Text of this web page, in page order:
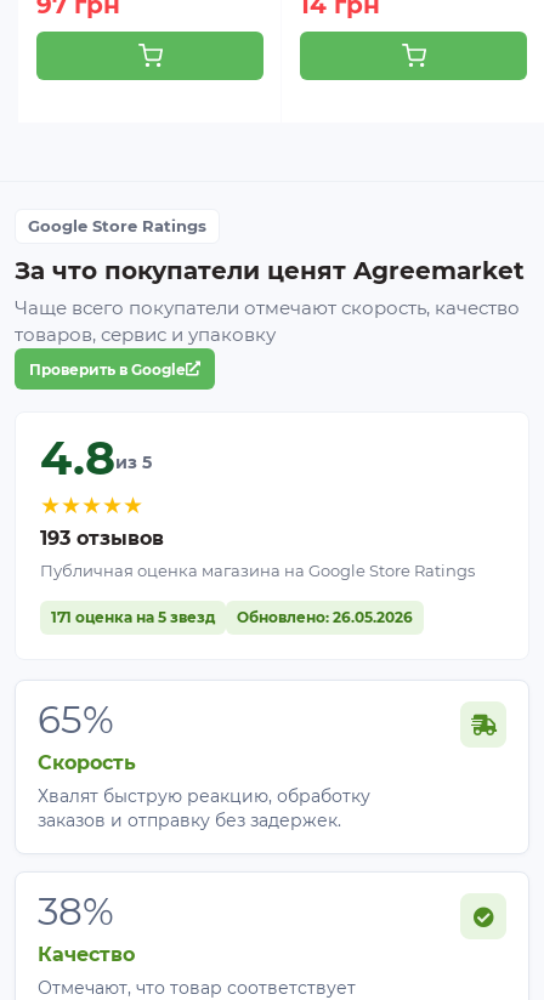
Google Store Ratings
За что покупатели ценят Agreemarket
Чаще всего покупатели отмечают скорость, качество
товаров, сервис и упаковку
Проверить в Google
4.8из 5
★★★★★
193 отзывов
Публичная оценка магазина на Google Store Ratings
171 оценка на 5 звезд Обновлено: 26.05.2026
65%
Скорость
Хвалят быструю реакцию, обработку
заказов и отправку без задержек.
38%
Качество
Отмечают, что товар соответствует